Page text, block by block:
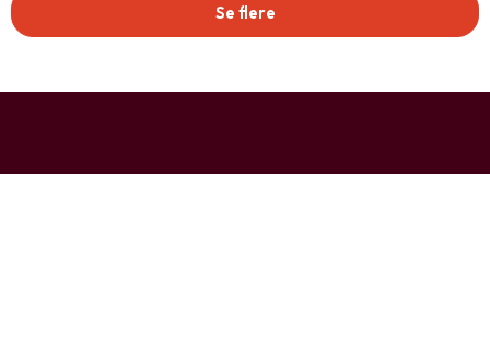
Se flere